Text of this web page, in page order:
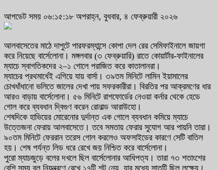
আপডেট সময় ০৬:১৫:১৮ অপরাহ্ন, বুধবার, ৪ ফেব্রুয়ারী ২০২৬
আলবাসেতের মাঠে দাপুটে পারফরম্যান্সে কোপা দেল রের সেমিফাইনালে জায়গা
করে নিয়েছে বার্সেলোনা। মঙ্গলবার (৩ ফেব্রুয়ারি) রাতে কোয়ার্টার-ফাইনালের
ম্যাচে স্বাগতিকদের ২–১ গোলে পরাজিত করে কাতালানরা।
ম্যাচের প্রথমার্ধেই এগিয়ে যায় বার্সা। ৩৯তম মিনিটে লামিন ইয়ামালের
চোখধাঁধানো ভলিতে জালের দেখা পায় সফরকারীরা। বিরতির পর আক্রমণের ধার
আরও বাড়ায় বার্সেলোনা। ৫৬ মিনিটে রাশফোর্ডের নেওয়া কর্নার থেকে হেডে
গোল করে ব্যবধান দ্বিগুণ করেন রোনাল্ড আরাউহো।
শেষদিকে হাভিয়ের মোরেনোর দুর্দান্ত এক গোলে ব্যবধান কমিয়ে ম্যাচে
উত্তেজনা ফেরায় আলবাসেতে। তবে সমতায় ফেরার সুযোগ আর পায়নি তারা।
৯০তম মিনিটে ফেররান তরেস গোল করলেও অফসাইডের কারণে সেটি বাতিল
হয়। শেষ পর্যন্ত লিড ধরে রেখে জয় নিশ্চিত করে বার্সেলোনা।
পুরো ম্যাচজুড়ে বলের দখলে ছিল বার্সেলোনার আধিপত্য। তারা ৭৩ শতাংশের
বেশি সময় বল নিয়ন্ত্রণে রেখে ১৭টি শট নেয়, যার মধ্যে সাতটি ছিল লক্ষ্যে।